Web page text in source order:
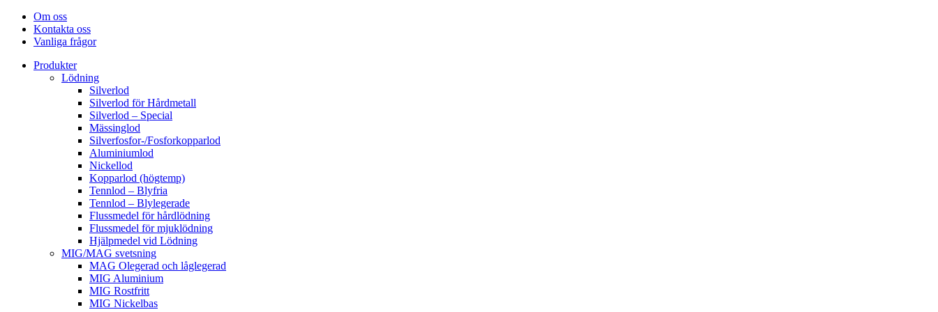
Om oss
Kontakta oss
Vanliga frågor
Produkter
Lödning
Silverlod
Silverlod för Hårdmetall
Silverlod – Special
Mässinglod
Silverfosfor-/Fosforkopparlod
Aluminiumlod
Nickellod
Kopparlod (högtemp)
Tennlod – Blyfria
Tennlod – Blylegerade
Flussmedel för hårdlödning
Flussmedel för mjuklödning
Hjälpmedel vid Lödning
MIG/MAG svetsning
MAG Olegerad och låglegerad
MIG Aluminium
MIG Rostfritt
MIG Nickelbas